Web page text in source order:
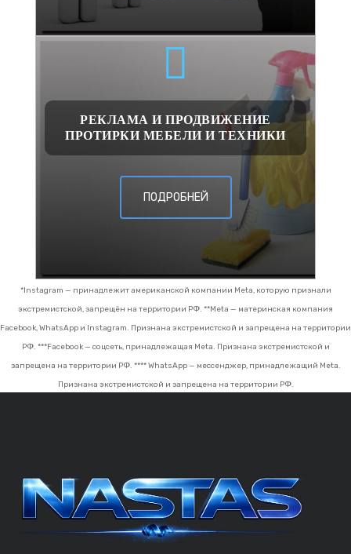
РЕКЛАМА И ПРОДВИЖЕНИЕ
ПРОТИРКИ МЕБЕЛИ И ТЕХНИКИ
ПОДРОБНЕЙ
*Instagram — принадлежит американской компании Meta, которую признали
экстремистской, запрещён на территории РФ. **Meta — материнская компания
Facebook, WhatsApp и Instagram. Признана экстремистской и запрещена на территории
РФ. ***Facebook — соцсеть, принадлежащая Meta. Признана экстремистской и
запрещена на территории РФ. **** WhatsApp — мессенджер, принадлежащий Meta.
Признана экстремистской и запрещена на территории РФ.